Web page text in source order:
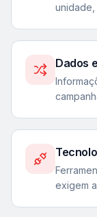
unidade,
Dados
exigem